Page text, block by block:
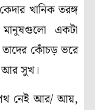
খানিক তরঙ্গ
মানুষগুলো একটা
তাদের কোঁচড় ভরে
আর সুখ।
পথ নেই আর/ আয়,